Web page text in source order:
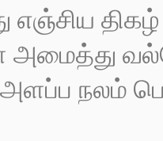
திகழ்
அளப்ப நலம்